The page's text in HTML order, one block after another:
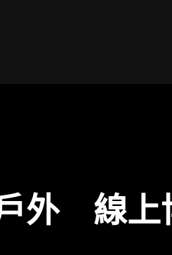
外 線上